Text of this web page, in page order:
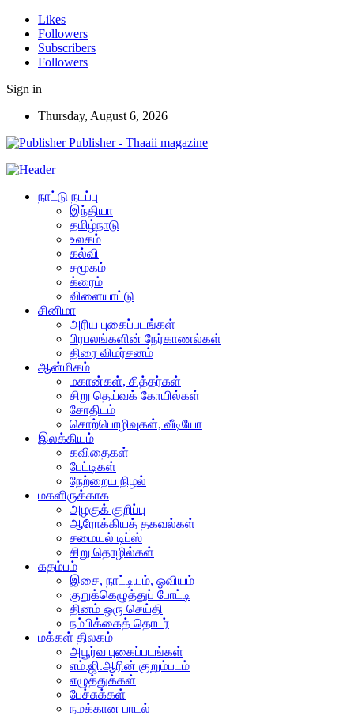
Likes
Followers
Subscribers
Followers
Sign in
Thursday, August 6, 2026
Publisher - Thaaii magazine
நாட்டு நடப்பு
இந்தியா
தமிழ்நாடு
உலகம்
கல்வி
சமூகம்
க்ரைம்
விளையாட்டு
சினிமா
அரிய புகைப்படங்கள்
பிரபலங்களின் நேர்காணல்கள்
திரை விமர்சனம்
ஆன்மிகம்
மகான்கள், சித்தர்கள்
சிறு தெய்வக் கோயில்கள்
சோதிடம்
சொற்பொழிவுகள், வீடியோ
இலக்கியம்
கவிதைகள்
பேட்டிகள்
நேற்றைய நிழல்
மகளிருக்காக
அழகுக் குறிப்பு
ஆரோக்கியத் தகவல்கள்
சமையல் டிப்ஸ்
சிறு தொழில்கள்
கதம்பம்
இசை, நாட்டியம், ஓவியம்
குறுக்கெழுத்துப் போட்டி
தினம் ஒரு செய்தி
நம்பிக்கைத் தொடர்
மக்கள் திலகம்
அபூர்வ புகைப்படங்கள்
எம்.ஜி.ஆரின் குறும்படம்
எழுத்துக்கள்
பேச்சுக்கள்
நமக்கான பாடல்